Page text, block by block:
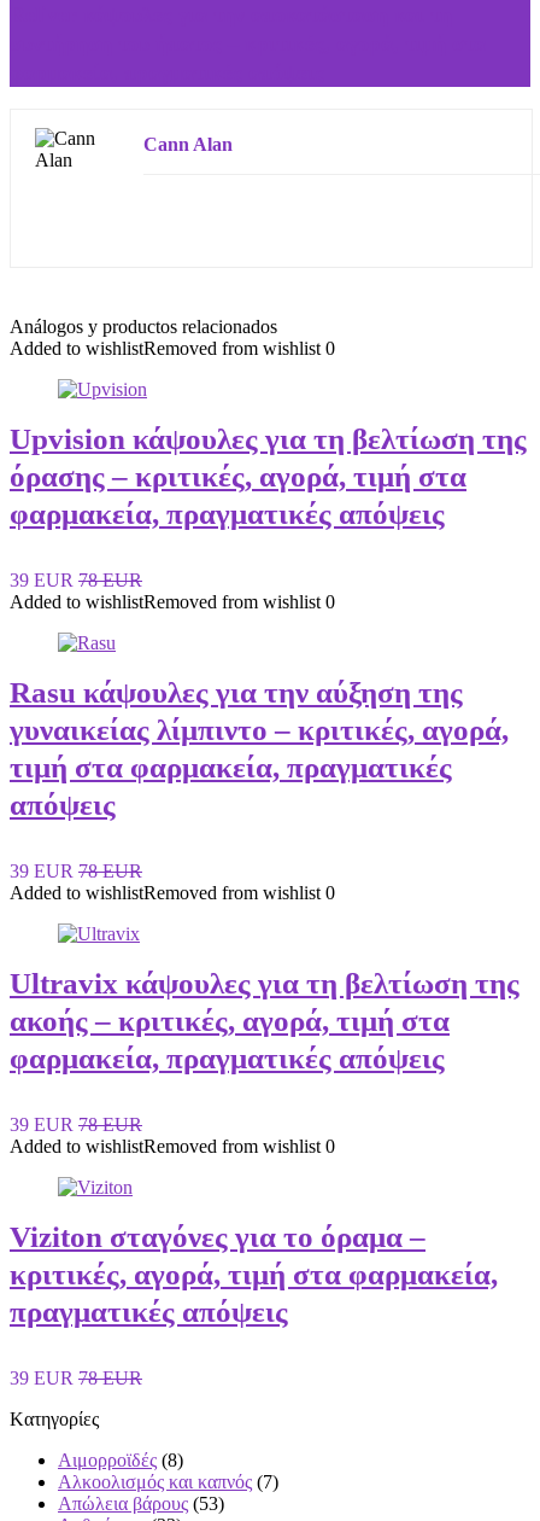
Cann Alan
Análogos y productos relacionados
Added to wishlistRemoved from wishlist 0
Upvision κάψουλες για τη βελτίωση της
όρασης – κριτικές, αγορά, τιμή στα
φαρμακεία, πραγματικές απόψεις
39 EUR 78 EUR
Added to wishlistRemoved from wishlist 0
Rasu κάψουλες για την αύξηση της
γυναικείας λίμπιντο – κριτικές, αγορά,
τιμή στα φαρμακεία, πραγματικές
απόψεις
39 EUR 78 EUR
Added to wishlistRemoved from wishlist 0
Ultravix κάψουλες για τη βελτίωση της
ακοής – κριτικές, αγορά, τιμή στα
φαρμακεία, πραγματικές απόψεις
39 EUR 78 EUR
Added to wishlistRemoved from wishlist 0
Viziton σταγόνες για το όραμα –
κριτικές, αγορά, τιμή στα φαρμακεία,
πραγματικές απόψεις
39 EUR 78 EUR
Kατηγορίες
Αιμορροϊδές (8)
Αλκοολισμός και καπνός (7)
Απώλεια βάρους (53)